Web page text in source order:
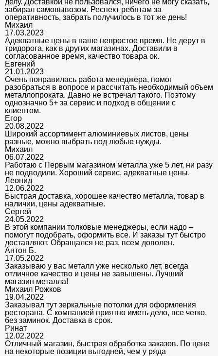
забирал самовывозом. Респект ребятам за
оперативность, забрать получилось в тот же день!
Михаил
17.03.2023
Адекватные цены в наше непростое время. Не дерут в
тридорога, как в других магазинах. Доставили в
согласованное время, качество товара ок.
Евгений
21.01.2023
Очень понравилась работа менеджера, помог
разобраться в вопросе и рассчитать необходимый объем
металлопроката. Давно не встречал такого. Поэтому
однозначно 5+ за сервис и подход в общении с
клиентом.
Егор
20.08.2022
Широкий ассортимент алюминиевых листов, цены
разные, можно выбрать под любые нужды.
Михаил
06.07.2022
Работаю с Первым магазином металла уже 5 лет, ни разу
не подводили. Хороший сервис, адекватные цены.
Леонид
12.06.2022
Быстрая доставка, хорошее качество металла, товар в
наличии, цены адекватные.
Сергей
24.05.2022
В этой компании толковые менеджеры, если надо –
помогут подобрать, оформить все. И заказы тут быстро
доставляют. Обращался не раз, всем доволен.
Антон Б.
17.05.2022
Заказываю у вас металл уже несколько лет, всегда
отличное качество и цены не завышены. Лучший
магазин металла!
Михаил Рожков
19.04.2022
Заказывал тут зеркальные потолки для оформления
ресторана. С компанией приятно иметь дело, все четко,
без заминок. Доставка в срок.
Ринат
12.02.2022
Отличный магазин, быстрая обработка заказов. По цене
на некоторые позиции выгодней, чем у ряда